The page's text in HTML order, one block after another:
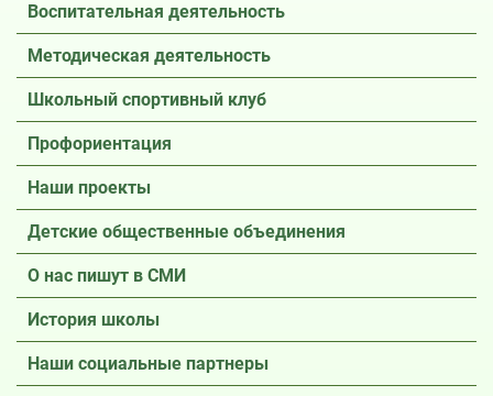
Воспитательная деятельность
Методическая деятельность
Школьный спортивный клуб
Профориентация
Наши проекты
Детские общественные объединения
О нас пишут в СМИ
История школы
Наши социальные партнеры